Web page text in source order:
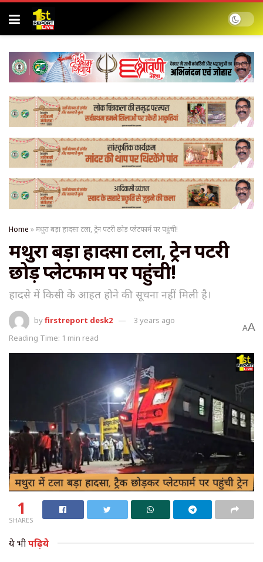
Home »मथुरा बड़ा हादसा टला, ट्रेन पटरी छोड़ प्लेटफार्म पर पहुंची!
मथुरा बड़ा हादसा टला, ट्रेन पटरी
छोड़ प्लेटफार्म पर पहुंची!
हादसे में किसी के आहत होने की सूचना नहीं मिली है।
byfirstreport desk2
3 years ago
Reading Time: 1 min read
AA
1
SHARES
ये भीपढ़िये